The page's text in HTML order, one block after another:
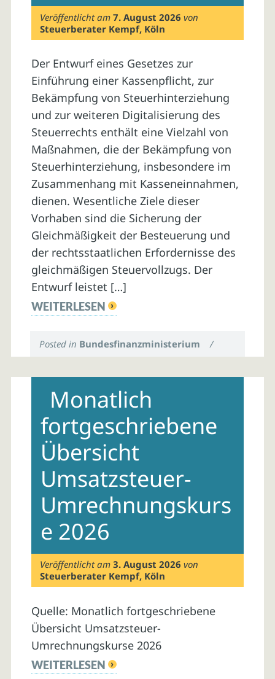
Veröffentlicht am7. August 2026 von
Steuerberater Kempf, Köln
Der Entwurf eines Gesetzes zur
Einführung einer Kassenpflicht, zur
Bekämpfung von Steuerhinterziehung
und zur weiteren Digitalisierung des
Steuerrechts enthält eine Vielzahl von
Maßnahmen, die der Bekämpfung von
Steuerhinterziehung, insbesondere im
Zusammenhang mit Kasseneinnahmen,
dienen. Wesentliche Ziele dieser
Vorhaben sind die Sicherung der
Gleichmäßigkeit der Besteuerung und
der rechtsstaatlichen Erfordernisse des
gleichmäßigen Steuervollzugs. Der
Entwurf leistet […]
WEITERLESEN
Posted in Bundesfinanzministerium /
Monatlich
fortgeschriebene
Übersicht
Umsatzsteuer-
Umrechnungskurs
e 2026
Veröffentlicht am3. August 2026 von
Steuerberater Kempf, Köln
Quelle: Monatlich fortgeschriebene
Übersicht Umsatzsteuer-
Umrechnungskurse 2026
WEITERLESEN